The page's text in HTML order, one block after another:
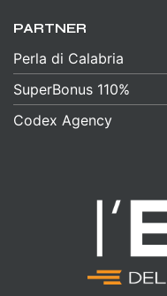
PARTNER
Perla di Calabria
SuperBonus 110%
Codex Agency